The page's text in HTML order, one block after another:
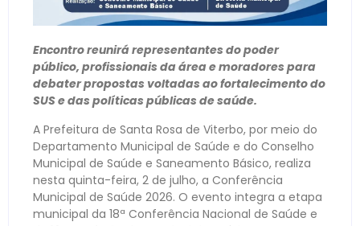
Encontro reunirá representantes do poder
público, profissionais da área e moradores para
debater propostas voltadas ao fortalecimento do
SUS e das políticas públicas de saúde.
A Prefeitura de Santa Rosa de Viterbo, por meio do
Departamento Municipal de Saúde e do Conselho
Municipal de Saúde e Saneamento Básico, realiza
nesta quinta-feira, 2 de julho, a Conferência
Municipal de Saúde 2026. O evento integra a etapa
municipal da 18ª Conferência Nacional de Saúde e